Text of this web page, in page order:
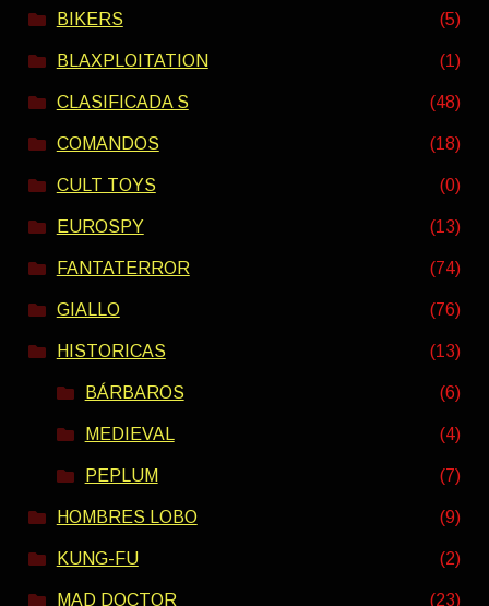
BIKERS (5)
BLAXPLOITATION (1)
CLASIFICADA S (48)
COMANDOS (18)
CULT TOYS (0)
EUROSPY (13)
FANTATERROR (74)
GIALLO (76)
HISTORICAS (13)
BÁRBAROS (6)
MEDIEVAL (4)
PEPLUM (7)
HOMBRES LOBO (9)
KUNG-FU (2)
MAD DOCTOR (23)